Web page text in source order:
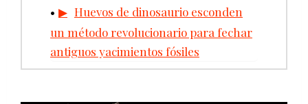
Huevos de dinosaurio esconden
un método revolucionario para fechar
antiguos yacimientos fósiles